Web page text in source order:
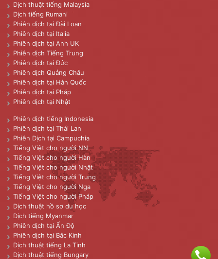
Dịch thuật tiếng Malaysia
Dịch tiếng Rumani
Phiên dịch tại Đài Loan
Phiên dịch tại Italia
Phiên dịch tại Anh UK
Phiên dịch Tiếng Trung
Phiên dịch tại Đức
Phiên dịch Quảng Châu
Phiên dịch tại Hàn Quốc
Phiên dịch tại Pháp
Phiên dịch tại Nhật
Phiên dịch tiếng Indonesia
Phiên dịch tại Thái Lan
Phiên Dịch tại Campuchia
Tiếng Việt cho người NN
Tiếng Việt cho người Hàn
Tiếng Việt cho người Nhật
Tiếng Việt cho người Trung
Tiếng Việt cho người Nga
Tiếng Việt cho người Pháp
Dịch thuật hồ sơ du học
Dịch tiếng Myanmar
Phiên dịch tại Ấn Độ
Phiên dịch tại Bắc Kinh
Dịch thuật tiếng La Tinh
Dịch thuật tiếng Bungary